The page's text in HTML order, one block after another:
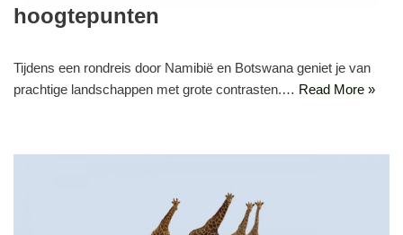
hoogtepunten
Tijdens een rondreis door Namibië en Botswana geniet je van
prachtige landschappen met grote contrasten.… Read More »